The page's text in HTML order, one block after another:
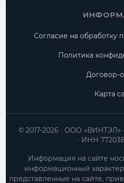
Согласие на обработку
Политика
Договор-
Карта
ООО «ВИНТЭЛ»
ИНН
© 2017-2026
Информация на сайте
информационный
представленные на сайте,